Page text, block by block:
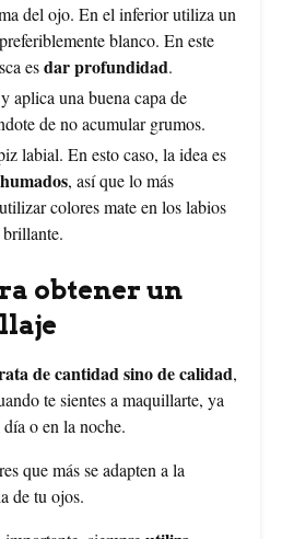
del ojo. En el inferior utiliza un
blanco. En este
esdar profundidad.
aplica una buena capa de
de no acumular grumos.
labial. En esto caso, la idea es
, así que lo más
colores mate en los labios
obtener un
de cantidad sino de calidad,
te sientes a maquillarte, ya
o en la noche.
que más se adapten a la
de tu ojos.